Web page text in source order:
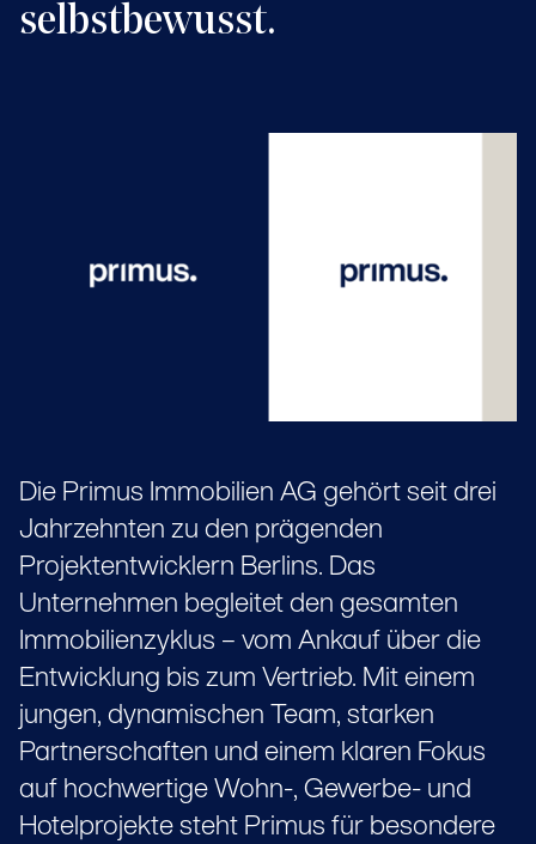
selbstbewusst.
Die Primus Immobilien AG gehört seit drei
Jahrzehnten zu den prägenden
Projektentwicklern Berlins. Das
Unternehmen begleitet den gesamten
Immobilienzyklus – vom Ankauf über die
Entwicklung bis zum Vertrieb. Mit einem
jungen, dynamischen Team, starken
Partnerschaften und einem klaren Fokus
auf hochwertige Wohn-, Gewerbe- und
Hotelprojekte steht Primus für besondere